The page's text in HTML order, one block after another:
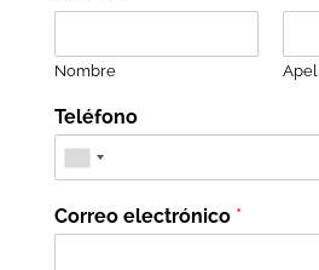
Nombre
Teléfono
Correo electrónico *